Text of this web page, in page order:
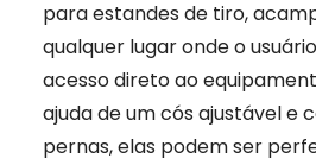
para estandes de tiro,
qualquer lugar onde o
acesso direto ao
ajuda de um cós ajustável e
pernas, elas podem ser